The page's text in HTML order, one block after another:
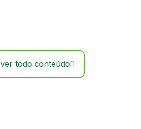
ver todo conteúdo